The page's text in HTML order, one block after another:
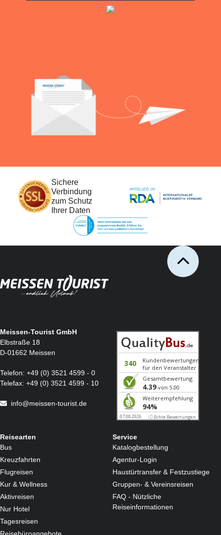
Sichere
Verbindung
zum Schutz
Ihrer Daten
Meissen-Tourist GmbH
Elbstraße 18
D-01662 Meissen
Telefon: +49 (0) 3521 4599 - 0
Telefax: +49 (0) 3521 4599 - 10
info@meissen-tourist.de
Reisearten
Bus
Kreuzfahrten
Flugreisen
Kur & Wellness
Aktivreisen
Nur Hotel
Tagesreisen
Service
Katalogbestellung
Agentur-Login
Haustürtransfer & Festzustiege
Gruppen- & Vereinsreisen
FAQ - Nützliche
Reiseinformationen